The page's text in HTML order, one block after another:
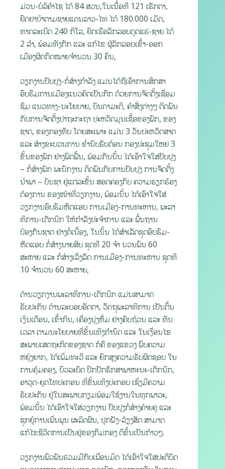
ມ່ວນ-ບໍລິຄຳໄຊ ໄດ້ 84 ສວນ,ໃນເນື້ອທີ 121 ເຮັກຕາ,
ຢຶດຢາບ້າຕາມຊາຍແດນລາວ-ໄທ ໄດ້ 180.000 ເມັດ,
ທາດລະເບີດ 240 ກິໂລ, ຢຶດເຮືອລັກລອບດູດແຮ່-ຊາຍ ໄດ້
2 ລຳ, ພ້ອມທັງກັກ ແລະ ແກ້ໄຂ ຜູ້ລັກລອບເຂົ້າ-ອອກ
ເມືອງຜິດກົດໝາຍຈຳນວນ 30 ຄົນ,
ວຽກງານປັບປຸງ-ກໍ່ສ້າງກຳລັງ ແມ່ນໄດ້ຖືເອົາການສຶກສາ
ອົບຮົມການເມືອງແນວຄິດເປັນກົກ ດ້ວຍການຈັດຕັ້ງເຊື່ອມ
ຊຶມ ແນວທາງ-ນະໂຍບາຍ, ບັນດາມະຕິ, ຄໍາສັ່ງຕ່າງໆ ຕິດພັນ
ກັບການຈັດຕັ້ງປາຖະກະຖາ ປະຫວັດມູນເຊື້ອຂອງພັກ, ຂອງ
ຊາດ, ຂອງກອງທັບ ໂດຍສະເພາະ ແມ່ນ 3 ວັນປະຫວັດສາດ
ແລະ ສ້າງຂະບວນການ ຂໍ່ານັບຮັບຕ້ອນ ກອງປະຊຸມໃຫຍ່ 3
ຂັ້ນຂອງພັກ ຢ່າງຟົດຟື້ນ, ພ້ອມກັນນັ້ນ ໄດ້ເອົາໃຈໃສ່ປັບປຸງ
– ກໍ່ສ້າງພັກ ພະນັກງານ ຕິດພັນກັບການປັບປຸງ ການຈັດຕັ້ງ
ນໍາພາ – ບັນຊາ ຢູ່ແຕ່ລະຂັ້ນ ສອດຄ່ອງກັບ ຄວາມຮຽກຮ້ອງ
ຕ້ອງການ ຂອງໜ້າທີ່ວຽກງານ, ພ້ອມນັ້ນ ໄດ້ເອົາໃຈໃສ່
ວຽກງານອົບຮົມຫັດແອບ ການເມືອງ-ການທະຫານ, ພະລາ
ທິການ-ເຕັກນິກ ໃຫ້ກຳລັງປະຈຳການ ແລະ ພື້ນຖານ
ປ້ອງກັນຊາດ ຢ່າງຕໍ່ເນື້ອງ, ໃນນັ້ນ ໄດ້ສຳເລັດຊຸດອົບຮົມ-
ຫັດແອບ ກໍ່ສ້າງນາຍສິບ ຊຸດທີ 20 ຈໍາ ນວນພົນ 60
ສະຫາຍ ແລະ ກໍ່ສ້າງເລັ່ງລັດ ການເມືອງ-ການທະຫານ ຊຸດທີ
10 ຈຳນວນ 60 ສະຫາຍ,
ດ້ານວຽກງານພະລາທິການ-ເຕັກນິກ ແມ່ນສາມາດ
ຮັບປະກັນ ດ້ານລະບອບອັດຕາ, ວັດຖຸພະລາທິການ ເປັນຕົ້ນ
ເງິນເດືອນ, ເຂົ້າກິນ, ເຄື່ອງນຸ່ງຫົ່ມ ຢ່າງຄົບຖ້ວນ ແລະ ທັນ
ເວລາ ຕາມນະໂຍບາຍທີ່ຂັ້ນເທິງກຳນົດ ແລະ ໃນເງື່ອນໄຂ
ສະພາບເສດຖະກິດຂອງຊາດ ກໍຄື ຂອງແຂວງ ພົບຄວາມ
ຫຍຸ້ງຍາກ, ໄດ້ເພີ່ມທະວີ ແລະ ຍົກສູງຄວາມຮັບຜິດຊອບ ໃນ
ການຄຸ້ມຄອງ, ບົວລະບັດ ປົກປັກຮັກສາພາຫະນະ-ເຕັກນິກ,
ອາວຸດ-ຍຸດໂທປະກອນ ທີ່ຂັ້ນເທິງປະກອບ ເຊິ່ງມີຄວາມ
ຮັບປະກັນ ຢູ່ໃນສະພາບກຽມພ້ອມໃຊ້ງານໃນທຸກພາວະ,
ພ້ອມນັ້ນ ໄດ້ເອົາໃຈໃສ່ວຽກງານ ປັບປຸງກໍ່ສ້າງຄ້າຍຄູ ແລະ
ຊຸກຍູ້ການເພີ່ນພູນ ຜະລິດຜົນ, ປູກຝັງ-ລ້ຽງສັດ ສາມາດ
ແກ້ໄຂຊີວິດການເປັນຢູ່ຂອງກົມກອງ ດີຂຶ້ນເປັນກ້າວໆ.
ວຽກງານພົວພັນຮ່ວມມືກັບເພື່ອນມິດ ໄດ້ເອົາໃຈໃສ່ປະຕິບັດ